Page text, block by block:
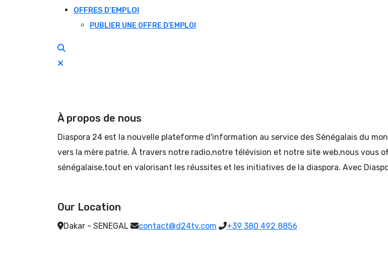
OFFRES D’EMPLOI
PUBLIER UNE OFFRE D’EMPLOI
À propos de nous
Diaspora 24 est la nouvelle plateforme d'information au service des Sénégalais du
vers la mère patrie. À travers notre radio,notre télévision et notre site web,nous vous
sénégalaise,tout en valorisant les réussites et les initiatives de la diaspora. Avec
Our Location
Dakar - SENEGAL contact@d24tv.com +39 380 492 8856